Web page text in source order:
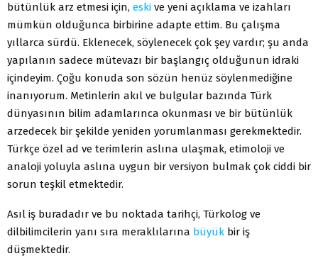
bütünlük arz etmesi için, eski ve yeni açıklama ve izahları
mümkün olduğunca birbirine adapte ettim. Bu çalışma
yıllarca sürdü. Eklenecek, söylenecek çok şey vardır; şu anda
yapılanın sadece mütevazı bir başlangıç olduğunun idraki
içindeyim. Çoğu konuda son sözün henüz söylenmediğine
inanıyorum. Metinlerin akıl ve bulgular bazında Türk
dünyasının bilim adamlarınca okunması ve bir bütünlük
arzedecek bir şekilde yeniden yorumlanması gerekmektedir.
Türkçe özel ad ve terimlerin aslına ulaşmak, etimoloji ve
analoji yoluyla aslına uygun bir versiyon bulmak çok ciddi bir
sorun teşkil etmektedir.
Asıl iş buradadır ve bu noktada tarihçi, Türkolog ve
dilbilimcilerin yanı sıra meraklılarına büyük bir iş
düşmektedir.